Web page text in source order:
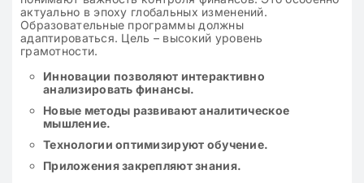
актуально в эпоху глобальных изменений.
Образовательные программы должны
адаптироваться. Цель – высокий уровень
грамотности.
Инновации позволяют интерактивно
анализировать финансы.
Новые методы развивают аналитическое
мышление.
Технологии оптимизируют обучение.
Приложения закрепляют знания.